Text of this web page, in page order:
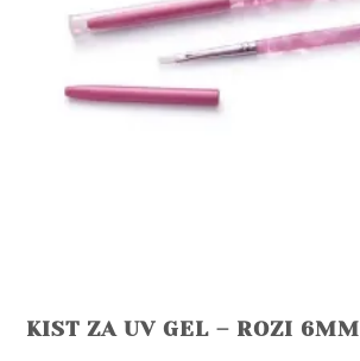
KIST ZA UV GEL – ROZI 6MM